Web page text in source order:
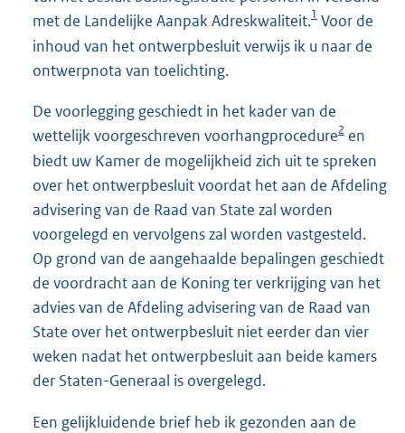
met de Landelijke Aanpak Adreskwaliteit.1 Voor de
inhoud van het ontwerpbesluit verwijs ik u naar de
ontwerpnota van toelichting.
De voorlegging geschiedt in het kader van de
wettelijk voorgeschreven voorhangprocedure2 en
biedt uw Kamer de mogelijkheid zich uit te spreken
over het ontwerpbesluit voordat het aan de Afdeling
advisering van de Raad van State zal worden
voorgelegd en vervolgens zal worden vastgesteld.
Op grond van de aangehaalde bepalingen geschiedt
de voordracht aan de Koning ter verkrijging van het
advies van de Afdeling advisering van de Raad van
State over het ontwerpbesluit niet eerder dan vier
weken nadat het ontwerpbesluit aan beide kamers
der Staten-Generaal is overgelegd.
Een gelijkluidende brief heb ik gezonden aan de